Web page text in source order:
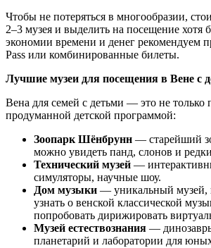
Чтобы не потеряться в многообразии,
2–3 музея и выделить на посещение хотя
экономии времени и денег рекомендуем
Pass или комбинированные билеты.
Лучшие музеи для посещения в Вене с
Вена для семей с детьми — это не только
продуманной детской программой:
Зоопарк Шёнбрунн — старейший
можно увидеть панд, слонов и
Технический музей —
симуляторы, научные шоу.
Дом музыки — уникальный музей,
узнать о венской классической
попробовать дирижировать
Музей естествознания —
планетарий и лаборатории для